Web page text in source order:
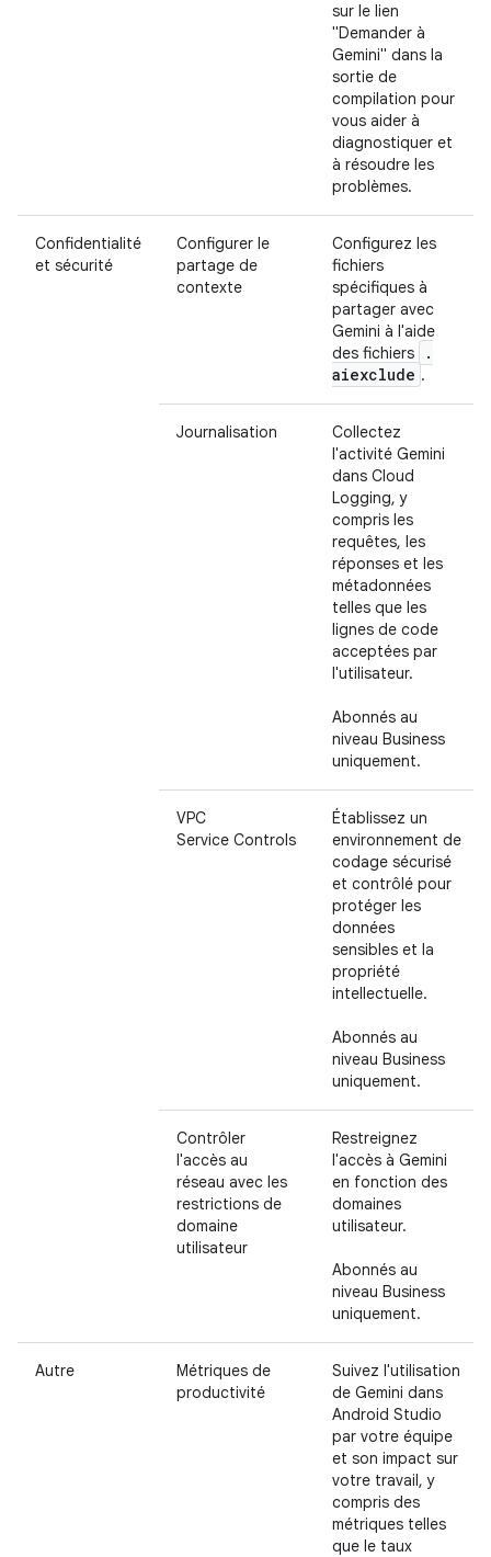
sur le lien
"Demander à
Gemini" dans la
sortie de
compilation pour
vous aider à
diagnostiquer et
à résoudre les
problèmes.
Confidentialité
et sécurité
Configurer le
partage de
contexte
Configurez les
fichiers
spécifiques à
partager avec
Gemini à l'aide
des fichiers
.
aiexclude .
Journalisation
Collectez
l'activité Gemini
dans Cloud
Logging, y
compris les
requêtes, les
réponses et les
métadonnées
telles que les
lignes de code
acceptées par
l'utilisateur.
Abonnés au
niveau Business
uniquement.
VPC
Service Controls
Établissez un
environnement de
codage sécurisé
et contrôlé pour
protéger les
données
sensibles et la
propriété
intellectuelle.
Abonnés au
niveau Business
uniquement.
Contrôler
l'accès au
réseau avec les
restrictions de
domaine
utilisateur
Restreignez
l'accès à Gemini
en fonction des
domaines
utilisateur.
Abonnés au
niveau Business
uniquement.
Autre
Métriques de
productivité
Suivez l'utilisation
de Gemini dans
Android Studio
par votre équipe
et son impact sur
votre travail, y
compris des
métriques telles
que le taux